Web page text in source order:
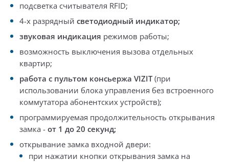
подсветка считывателя RFID;
4-х разрядный светодиодный индикатор;
звуковая индикация режимов работы;
возможность выключения вызова отдельных
квартир;
работа с пультом консьержа VIZIT(при
использовании блока управления без встроенного
коммутатора абонентских устройств);
программируемая продолжительность открывания
замка - от 1 до 20 секунд;
открывание замка входной двери:
при нажатии кнопки открывания замка на